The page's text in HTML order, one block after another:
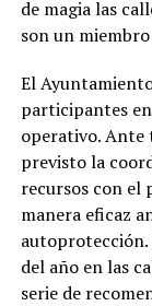
de magia las
son un
El
participantes
operativo. Ante
previsto la
recursos con el
manera eficaz
autoprotección.
del año en las
serie de